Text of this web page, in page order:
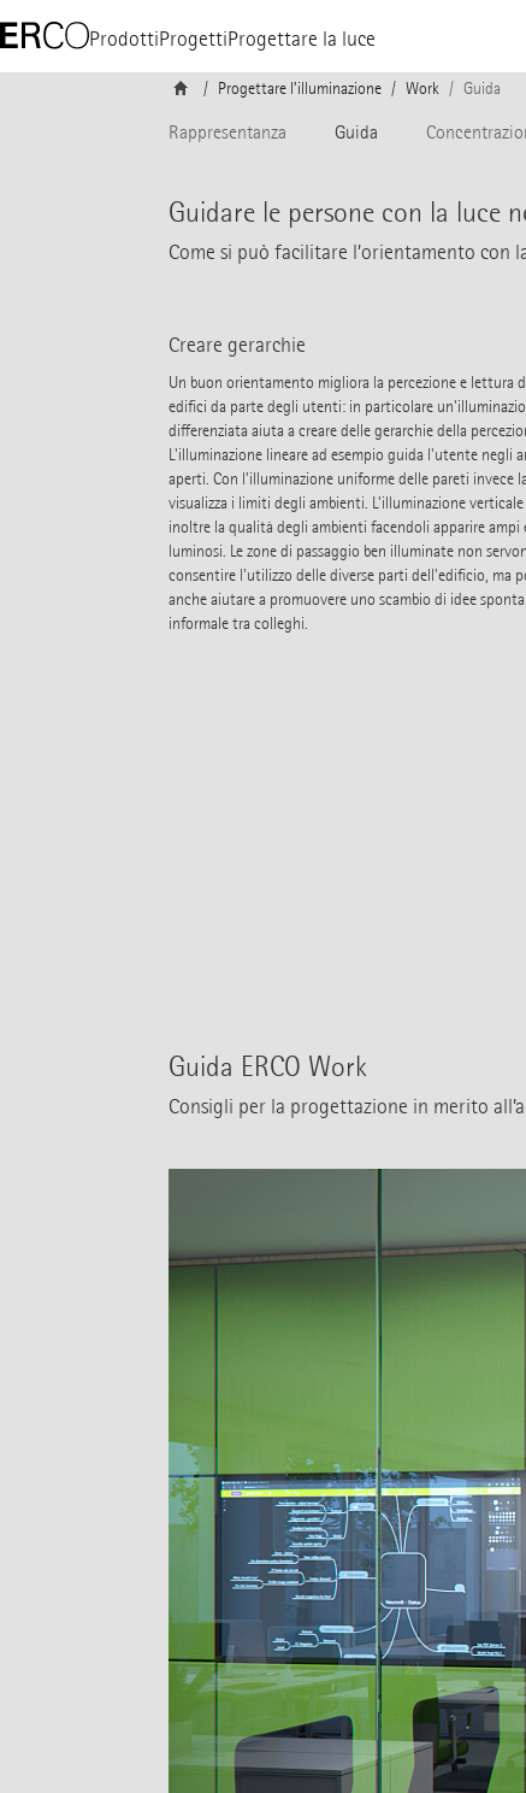
ProdottiProgettiProgettare la luce
Progettare l’illuminazione Work Guida
Rappresentanza Guida
Guidare le persone con la luce
Come si può facilitare l’orientamento con
Creare gerarchie
Un buon orientamento migliora la percezione e lettura
edifici da parte degli utenti: in particolare
differenziata aiuta a creare delle gerarchie della
L'illuminazione lineare ad esempio guida l'utente negli
aperti. Con l'illuminazione uniforme delle pareti invece
visualizza i limiti degli ambienti. L'illuminazione
inoltre la qualità degli ambienti facendoli apparire ampi
luminosi. Le zone di passaggio ben illuminate non
consentire l'utilizzo delle diverse parti dell'edificio, ma
anche aiutare a promuovere uno scambio di idee
informale tra colleghi.
Guida ERCO Work
Consigli per la progettazione in merito